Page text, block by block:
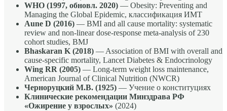
WHO (1997, обновл. 2020) — Obesity: Preventing and
Managing the Global Epidemic, классификация ИМТ
Aune D (2016) — BMI and all cause mortality: systematic
review and non-linear dose-response meta-analysis of 230
cohort studies, BMJ
Bhaskaran K (2018) — Association of BMI with overall and
cause-specific mortality, Lancet Diabetes & Endocrinology
Wing RR (2005) — Long-term weight loss maintenance,
American Journal of Clinical Nutrition (NWCR)
Черноруцкий М.В. (1925) — Учение о конституциях
Клинические рекомендации Минздрава РФ
«Ожирение у взрослых» (2024)